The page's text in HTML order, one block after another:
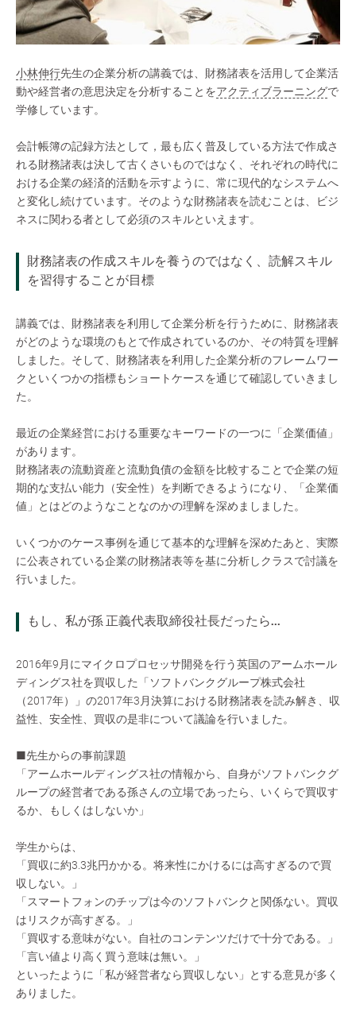
小林伸行先生の企業分析の講義では、財務諸表を活用して企業活
動や経営者の意思決定を分析することをアクティブラーニングで
学修しています。
会計帳簿の記録方法として，最も広く普及している方法で作成さ
れる財務諸表は決して古くさいものではなく、それぞれの時代に
おける企業の経済的活動を示すように、常に現代的なシステムへ
と変化し続けています。そのような財務諸表を読むことは、ビジ
ネスに関わる者として必須のスキルといえます。
財務諸表の作成スキルを養うのではなく、読解スキル
を習得することが目標
講義では、財務諸表を利用して企業分析を行うために、財務諸表
がどのような環境のもとで作成されているのか、その特質を理解
しました。そして、財務諸表を利用した企業分析のフレームワー
クといくつかの指標もショートケースを通じて確認していきまし
た。
最近の企業経営における重要なキーワードの一つに「企業価値」
があります。
財務諸表の流動資産と流動負債の金額を比較することで企業の短
期的な支払い能力（安全性）を判断できるようになり、「企業価
値」とはどのようなことなのかの理解を深めましました。
いくつかのケース事例を通じて基本的な理解を深めたあと、実際
に公表されている企業の財務諸表等を基に分析しクラスで討議を
行いました。
もし、私が孫 正義代表取締役社長だったら...
2016年9月にマイクロプロセッサ開発を行う英国のアームホール
ディングス社を買収した「ソフトバンクグループ株式会社
（2017年）」の2017年3月決算における財務諸表を読み解き、収
益性、安全性、買収の是非について議論を行いました。
■先生からの事前課題
「アームホールディングス社の情報から、自身がソフトバンクグ
ループの経営者である孫さんの立場であったら、いくらで買収す
るか、もしくはしないか」
学生からは、
「買収に約3.3兆円かかる。将来性にかけるには高すぎるので買
収しない。」
「スマートフォンのチップは今のソフトバンクと関係ない。買収
はリスクが高すぎる。」
「買収する意味がない。自社のコンテンツだけで十分である。」
「言い値より高く買う意味は無い。」
といったように「私が経営者なら買収しない」とする意見が多く
ありました。